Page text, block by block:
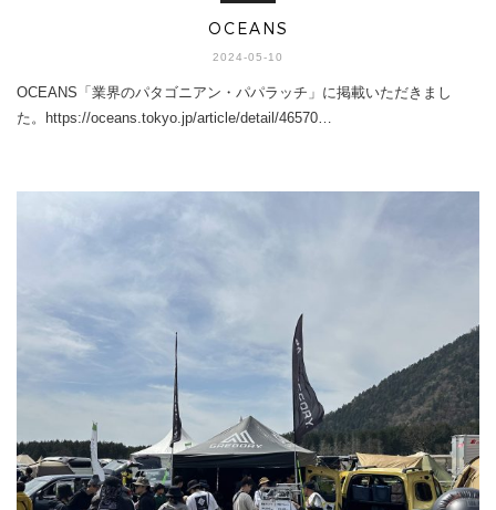
OCEANS
2024-05-10
OCEANS「業界のパタゴニアン・パパラッチ」に掲載いただきまし
た。https://oceans.tokyo.jp/article/detail/46570…